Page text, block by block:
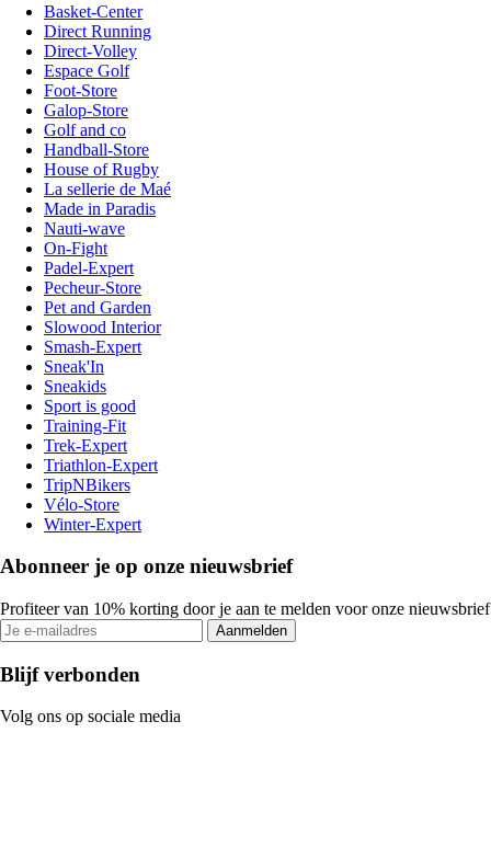
Basket-Center
Direct Running
Direct-Volley
Espace Golf
Foot-Store
Galop-Store
Golf and co
Handball-Store
House of Rugby
La sellerie de Maé
Made in Paradis
Nauti-wave
On-Fight
Padel-Expert
Pecheur-Store
Pet and Garden
Slowood Interior
Smash-Expert
Sneak'In
Sneakids
Sport is good
Training-Fit
Trek-Expert
Triathlon-Expert
TripNBikers
Vélo-Store
Winter-Expert
Abonneer je op onze nieuwsbrief
Profiteer van 10% korting door je aan te melden voor onze nieuwsbrief
Aanmelden
Blijf verbonden
Volg ons op sociale media